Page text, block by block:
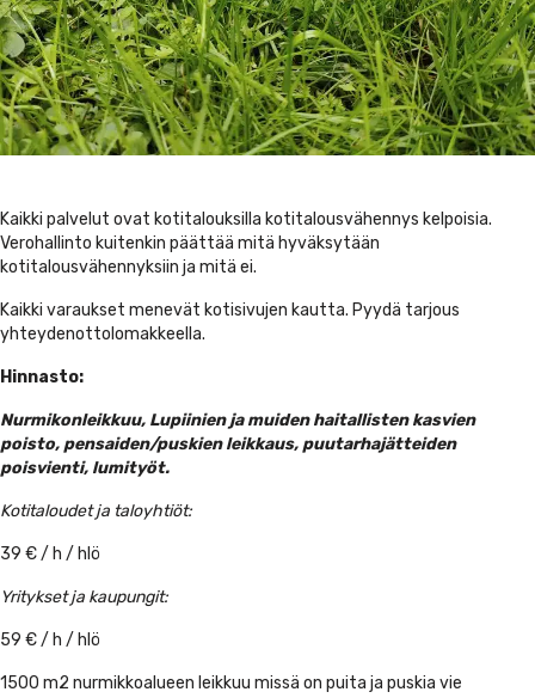
Kaikki palvelut ovat kotitalouksilla kotitalousvähennys kelpoisia.
Verohallinto kuitenkin päättää mitä hyväksytään
kotitalousvähennyksiin ja mitä ei.
Kaikki varaukset menevät kotisivujen kautta. Pyydä tarjous
yhteydenottolomakkeella.
Hinnasto:
Nurmikonleikkuu, Lupiinien ja muiden haitallisten kasvien
poisto, pensaiden/puskien leikkaus, puutarhajätteiden
poisvienti, lumityöt.
Kotitaloudet ja taloyhtiöt:
39 € / h / hlö
Yritykset ja kaupungit:
59 € / h / hlö
1500 m2 nurmikkoalueen leikkuu missä on puita ja puskia vie